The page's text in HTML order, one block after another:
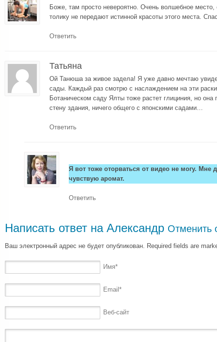
Боже, там просто невероятно. Очень волшебное
толику не передают истинной красоты этого места.
Ответить
Татьяна
Ой Танюша за живое задела! Я уже давно мечтаю
сады. Каждый раз смотрю с наслаждением на эти
Ботаническом саду Ялты тоже растет глициния, но она
стену здания, ничего общего с японскими садами…
Ответить
Я вот тоже оторваться от видео не могу. Мне
чувствую аромат.
Ответить
Написать ответ на Александр Отменить
Ваш электронный адрес не будет опубликован. Required fields are
Имя*
Email *
Веб-сайт